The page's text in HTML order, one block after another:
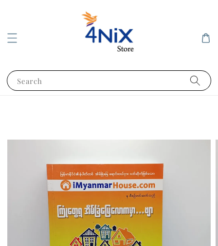
Search